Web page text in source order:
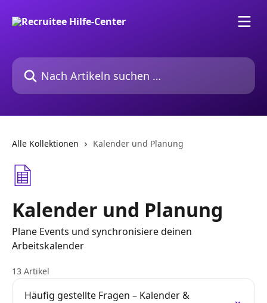
Nach Artikeln suchen …
Alle Kollektionen Kalender und Planung
Kalender und Planung
Plane Events und synchronisiere deinen
Arbeitskalender
13 Artikel
Häufig gestellte Fragen – Kalender &